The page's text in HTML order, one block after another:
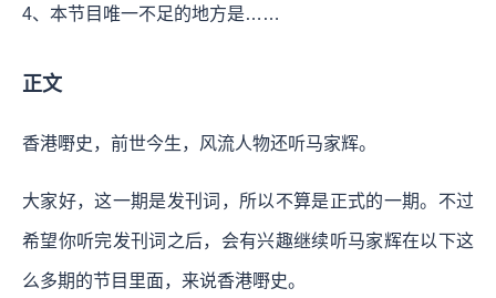
4、本节目唯一不足的地方是……
正文
香港嘢史，前世今生，风流人物还听马家辉。
大家好，这一期是发刊词，所以不算是正式的一期。不过
希望你听完发刊词之后，会有兴趣继续听马家辉在以下这
么多期的节目里面，来说香港嘢史。